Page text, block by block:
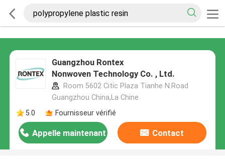
Guangzhou Rontex
Nonwoven Technology Co. , Ltd.
Room 5602 Citic Plaza Tianhe N.Road
Guangzhou China,La Chine
5.0
Fournisseur vérifié
Appelle maintenant Contact